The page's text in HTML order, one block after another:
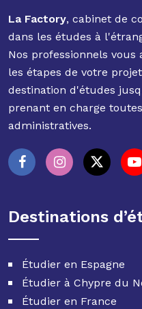
La Factory, cabinet de
dans les études à
Nos professionnels
les étapes de votre
destination d'études
prenant en charge
administratives.
Destinations
Étudier en Espagne
Étudier à Chypre du
Étudier en France